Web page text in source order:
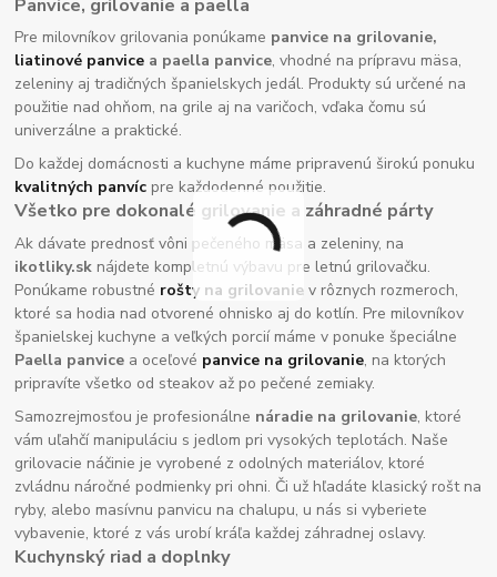
Pre milovníkov grilovania ponúkame panvice na grilovanie,
liatinové panvice a paella panvice, vhodné na prípravu mäsa,
zeleniny aj tradičných španielskych jedál. Produkty sú určené na
použitie nad ohňom, na grile aj na varičoch, vďaka čomu sú
univerzálne a praktické.
Do každej domácnosti a kuchyne máme pripravenú širokú ponuku
kvalitných panvíc pre každodenné použitie.
Všetko pre dokonalé grilovanie a záhradné párty
Ak dávate prednosť vôni pečeného mäsa a zeleniny, na
ikotliky.sk nájdete kompletnú výbavu pre letnú grilovačku.
Ponúkame robustné rošty na grilovanie v rôznych rozmeroch,
ktoré sa hodia nad otvorené ohnisko aj do kotlín. Pre milovníkov
španielskej kuchyne a veľkých porcií máme v ponuke špeciálne
Paella panvice a oceľové panvice na grilovanie, na ktorých
pripravíte všetko od steakov až po pečené zemiaky.
Samozrejmosťou je profesionálne náradie na grilovanie, ktoré
vám uľahčí manipuláciu s jedlom pri vysokých teplotách. Naše
grilovacie náčinie je vyrobené z odolných materiálov, ktoré
zvládnu náročné podmienky pri ohni. Či už hľadáte klasický rošt na
ryby, alebo masívnu panvicu na chalupu, u nás si vyberiete
vybavenie, ktoré z vás urobí kráľa každej záhradnej oslavy.
Kuchynský riad a doplnky